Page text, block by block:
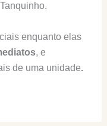
enquanto elas
, e
de uma unidade.